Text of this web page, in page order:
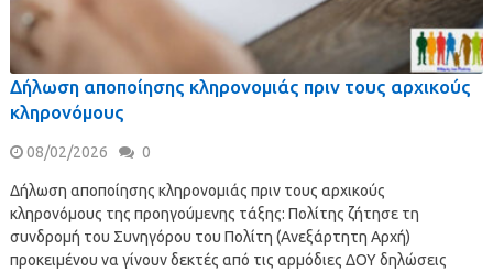
Δήλωση αποποίησης κληρονομιάς πριν τους αρχικούς
κληρονόμους
08/02/2026 0
Δήλωση αποποίησης κληρονομιάς πριν τους αρχικούς
κληρονόμους της προηγούμενης τάξης: Πολίτης ζήτησε τη
συνδρομή του Συνηγόρου του Πολίτη (Ανεξάρτητη Αρχή)
προκειμένου να γίνουν δεκτές από τις αρμόδιες ΔΟΥ δηλώσεις